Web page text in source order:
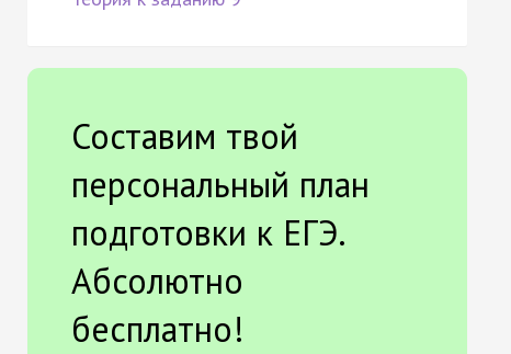
Составим твой
персональный план
подготовки к ЕГЭ.
Абсолютно
бесплатно!